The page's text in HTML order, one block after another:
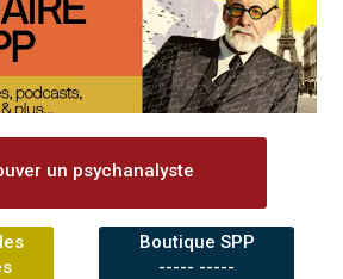
un psychanalyste
Boutique SPP
----- -----